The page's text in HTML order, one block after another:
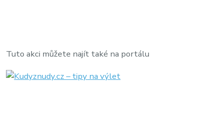
Tuto akci můžete najít také na portálu